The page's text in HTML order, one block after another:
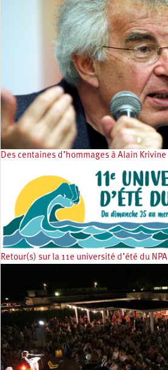
Des centaines d’hommages à Alain Krivine
Retour(s) sur la 11e université d’été du NPA